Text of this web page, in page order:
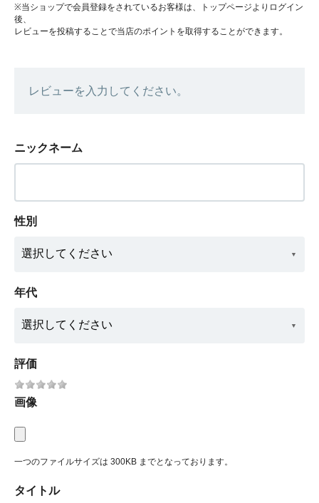
※当ショップで会員登録をされているお客様は、トップページよりログイン
後、
レビューを投稿することで当店のポイントを取得することができます。
レビューを入力してください。
ニックネーム
性別
年代
評価
画像
一つのファイルサイズは 300KB までとなっております。
タイトル